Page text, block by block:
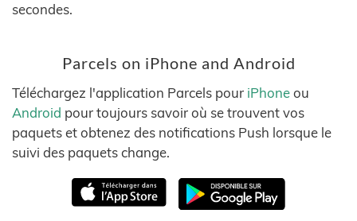
secondes.
Parcels on iPhone and Android
Téléchargez l'application Parcels pour iPhoneou
Android pour toujours savoir où se trouvent vos
paquets et obtenez des notifications Push lorsque le
suivi des paquets change.